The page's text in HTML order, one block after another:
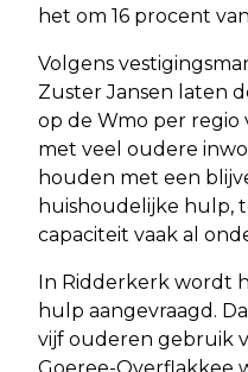
het om 16 procent
Volgens
Zuster Jansen laten
op de Wmo per regio
met veel oudere
houden met een
huishoudelijke hulp,
capaciteit vaak al
In Ridderkerk wordt
hulp aangevraagd.
vijf ouderen gebruik
Goeree-Overflakkee